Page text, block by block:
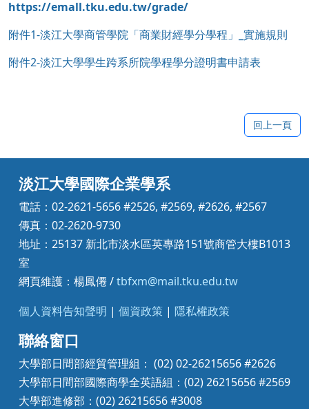
https://emall.tku.edu.tw/grade/
附件1-淡江大學商管學院「商業財經學分學程」_實施規則
附件2-淡江大學學生跨系所院學程學分證明書申請表
回上一頁
淡江大學國際企業學系
電話：02-2621-5656 #2526, #2569, #2626, #2567
傳真：02-2620-9730
地址：25137 新北市淡水區英專路151號商管大樓B1013
室
網頁維護：楊鳳僊 /tbfxm@mail.tku.edu.tw
個人資料告知聲明 | 個資政策 | 隱私權政策
聯絡窗口
大學部日間部經貿管理組： (02) 02-26215656 #2626
大學部日間部國際商學全英語組：(02) 26215656 #2569
大學部進修部：(02) 26215656 #3008